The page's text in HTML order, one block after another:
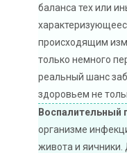
баланса тех или
происходящим
только немного
реальный шанс
здоровьем не
Воспалительный
организме
живота и